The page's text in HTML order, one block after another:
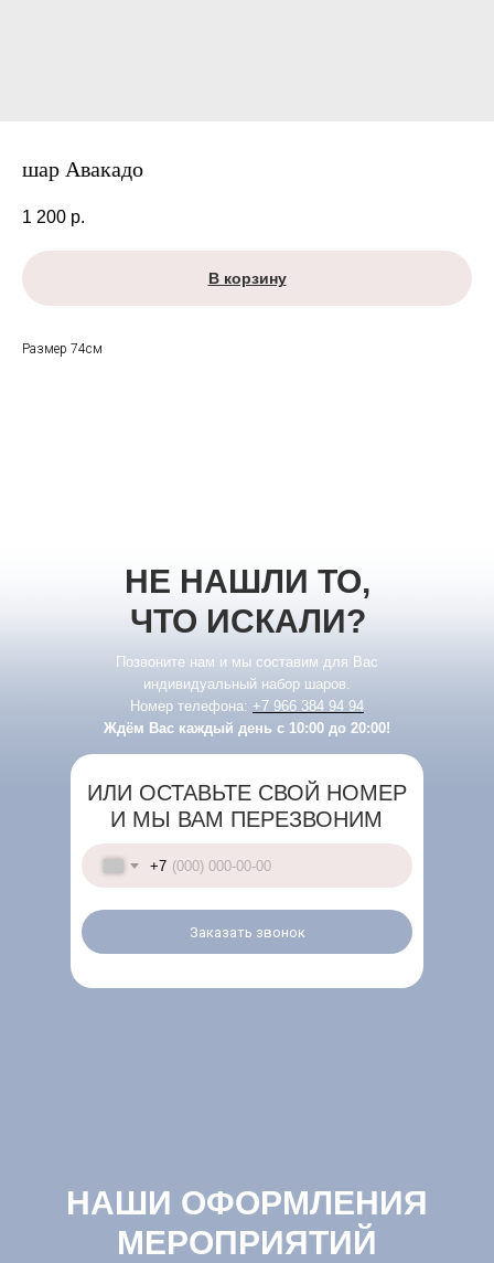
шар Авакадо
1 200 р.
В корзину
Размер 74см
НЕ НАШЛИ ТО,
ЧТО ИСКАЛИ?
Позвоните нам и мы составим для Вас
индивидуальный набор шаров.
Номер телефона: +7 966 384 94 94
Ждём Вас каждый день с 10:00 до 20:00!
ИЛИ ОСТАВЬТЕ СВОЙ НОМЕР
И МЫ ВАМ ПЕРЕЗВОНИМ
+7
Заказать звонок
НАШИ ОФОРМЛЕНИЯ
МЕРОПРИЯТИЙ